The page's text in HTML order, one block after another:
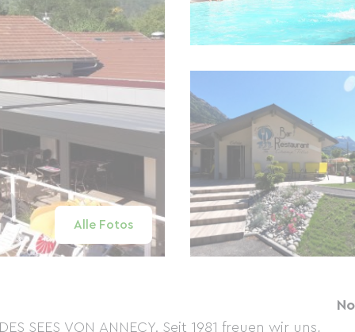
Alle Fotos
SEES VON ANNECY. Seit 1981 freuen wir uns,